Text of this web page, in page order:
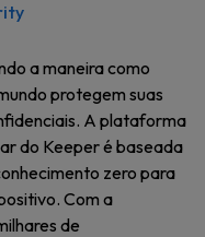
a maneira como
protegem suas
A plataforma
do Keeper é baseada
zero para
Com a
de